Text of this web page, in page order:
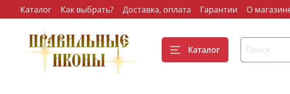
Каталог Как выбрать? Доставка, оплата Гарантии О
Каталог